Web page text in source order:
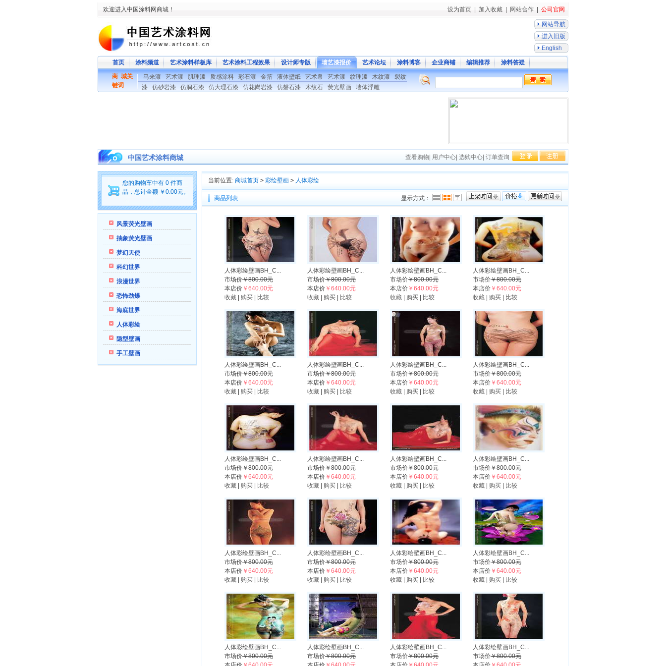
欢迎进入中国涂料网商城！ 设为首页 加入收藏 网站合作 公司官网
网站导航
进入旧版
English
首页 涂料频道 艺术涂料样板库 艺术涂料工程效果 设计师专版 墙艺漆报价 艺术论坛 涂料博客 企业商铺 编辑推荐
涂料答疑
商 城关
键词
马来漆 艺术漆 肌理漆 质感涂料 彩石漆 金箔 液体壁纸 艺术帛 艺术漆 纹理漆 木纹漆
裂纹
漆
仿砂岩漆 仿洞石漆 仿大理石漆 仿花岗岩漆 仿磐石漆 木纹石 荧光壁画 墙体浮雕
中国艺术涂料商城 查看购物 用户中心 选购中心 订单查询
您的购物车中有 0 件商
品，总计金额 ￥0.00元。
风景荧光壁画
抽象荧光壁画
梦幻天使
科幻世界
浪漫世界
恐怖劲爆
海底世界
人体彩绘
隐型壁画
手工壁画
当前位置: 商城首页 > 彩绘壁画 > 人体彩绘
商品列表 显示方式：
人体彩绘壁画BH_C...
市场价￥800.00元
本店价 ￥640.00元
收藏
购买 比较
人体彩绘壁画BH_C...
市场价￥800.00元
本店价 ￥640.00元
收藏
购买 比较
人体彩绘壁画BH_C...
市场价￥800.00元
本店价 ￥640.00元
收藏
购买 比较
人体彩绘壁画BH_C...
市场价￥800.00元
本店价 ￥640.00元
收藏
购买 比较
人体彩绘壁画BH_C...
市场价￥800.00元
本店价 ￥640.00元
收藏
购买 比较
人体彩绘壁画BH_C...
市场价￥800.00元
本店价 ￥640.00元
收藏
购买 比较
人体彩绘壁画BH_C...
市场价￥800.00元
本店价 ￥640.00元
收藏
购买 比较
人体彩绘壁画BH_C...
市场价￥800.00元
本店价 ￥640.00元
收藏
购买 比较
人体彩绘壁画BH_C...
市场价￥800.00元
本店价 ￥640.00元
收藏
购买 比较
人体彩绘壁画BH_C...
市场价￥800.00元
本店价 ￥640.00元
收藏
购买 比较
人体彩绘壁画BH_C...
市场价￥800.00元
本店价 ￥640.00元
收藏
购买 比较
人体彩绘壁画BH_C...
市场价￥800.00元
本店价 ￥640.00元
收藏
购买 比较
人体彩绘壁画BH_C...
市场价￥800.00元
本店价 ￥640.00元
收藏
购买 比较
人体彩绘壁画BH_C...
市场价￥800.00元
本店价 ￥640.00元
收藏
购买 比较
人体彩绘壁画BH_C...
市场价￥800.00元
本店价 ￥640.00元
收藏
购买 比较
人体彩绘壁画BH_C...
市场价￥800.00元
本店价 ￥640.00元
收藏
购买 比较
人体彩绘壁画BH_C...
市场价￥800.00元
人体彩绘壁画BH_C...
市场价￥800.00元
人体彩绘壁画BH_C...
市场价￥800.00元
人体彩绘壁画BH_C...
市场价￥800.00元